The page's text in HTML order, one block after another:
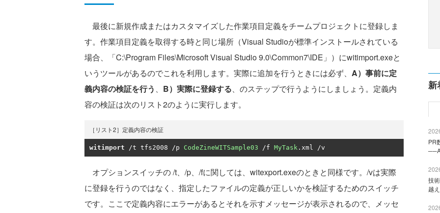
最後に新規作成またはカスタマイズした作業項目定義をチームプロジェクトに登録しま
す。作業項目定義を取得する時と同じ場所（Visual Studioが標準インストールされている
場合、「C:\Program Files\Microsoft Visual Studio 9.0\Common7\IDE」）にwitimport.exeと
いうツールがあるのでこれを利用します。実際に追加を行うときには必ず、 A）事前に定
義内容の検証を行う 、 B）実際に登録する、のステップで行うようにしましょう。定義内
容の検証は次のリスト2のように実行します。
［リスト2］定義内容の検証
witimport /t tfs2008 /p CodeZineWITSample03 /f MyTask . xml /v
オプションスイッチの /t、/p、/fに関しては、witexport.exeのときと同様です。/vは実際
に登録を行うのではなく、指定したファイルの定義が正しいかを検証するためのスイッチ
です。ここで定義内容にエラーがあるとそれを示すメッセージが表示されるので、メッセ
新
PR
技
越